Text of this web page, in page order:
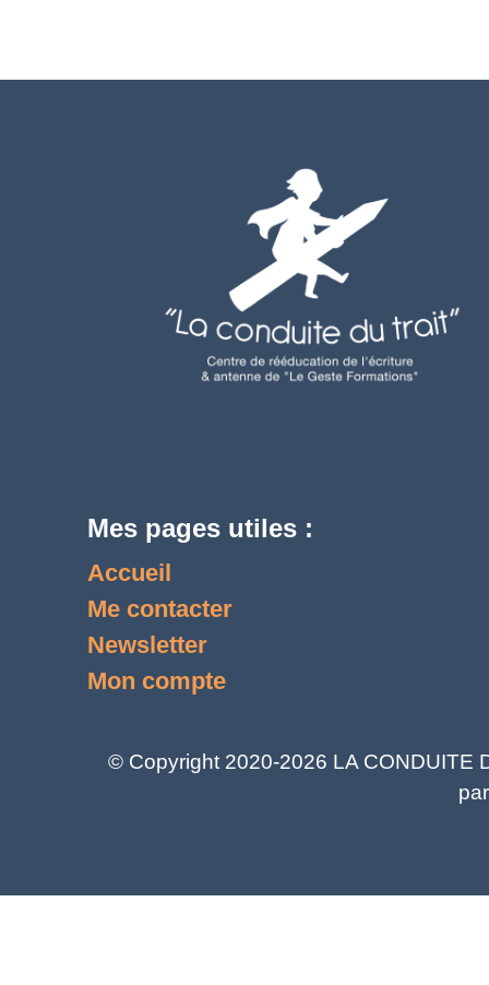
Mes pages utiles :
Accueil
Me contacter
Newsletter
Mon compte
© Copyright 2020-2026 LA CONDUITE